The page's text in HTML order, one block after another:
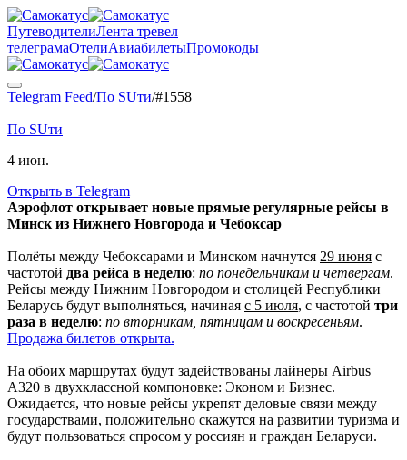
ПутеводителиЛента тревел
телеграмаОтелиАвиабилетыПромокоды
Telegram Feed/По SUти/#1558
По SUти
4 июн.
Открыть в Telegram
Аэрофлот открывает новые прямые регулярные рейсы в
Минск из Нижнего Новгорода и Чебоксар
Полёты между Чебоксарами и Минском начнутся 29 июня с
частотой два рейса в неделю: по понедельникам и четвергам.
Рейсы между Нижним Новгородом и столицей Республики
Беларусь будут выполняться, начиная с 5 июля, с частотой три
раза в неделю: по вторникам, пятницам и воскресеньям.
Продажа билетов открыта.
На обоих маршрутах будут задействованы лайнеры Airbus
A320 в двухклассной компоновке: Эконом и Бизнес.
Ожидается, что новые рейсы укрепят деловые связи между
государствами, положительно скажутся на развитии туризма и
будут пользоваться спросом у россиян и граждан Беларуси.